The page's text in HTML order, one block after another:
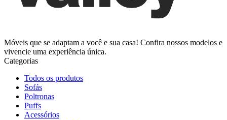
Móveis que se adaptam a você e sua casa! Confira nossos modelos e
vivencie uma experiência única.
Categorias
Todos os produtos
Sofás
Poltronas
Puffs
Acessórios